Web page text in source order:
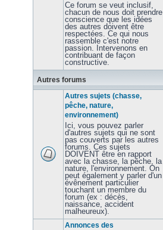
Ce forum se veut inclusif,
chacun de nous doit prendre
conscience que les idées
des autres doivent être
respectées. Ce qui nous
rassemble c'est notre
passion. Intervenons en
contribuant de façon
constructive.
Autres forums
Autres sujets (chasse,
pêche, nature,
environnement)
Ici, vous pouvez parler
d'autres sujets qui ne sont
pas couverts par les autres
forums. Ces sujets
DOIVENT être en rapport
avec la chasse, la pêche, la
nature, l'environnement. On
peut également y parler d'un
évênement particulier
touchant un membre du
forum (ex : décès,
naissance, accident
malheureux).
Annonces des